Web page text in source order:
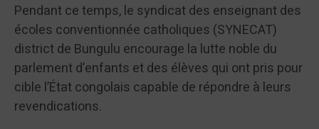
Pendant ce temps, le syndicat des enseignant des
écoles conventionnée catholiques (SYNECAT)
district de Bungulu encourage la lutte noble du
parlement d’enfants et des élèves qui ont pris pour
cible l’État congolais capable de répondre à leurs
revendications.